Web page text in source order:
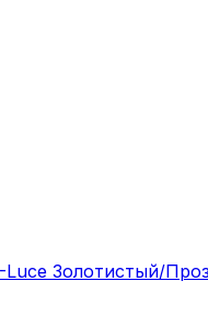
Золотистый/